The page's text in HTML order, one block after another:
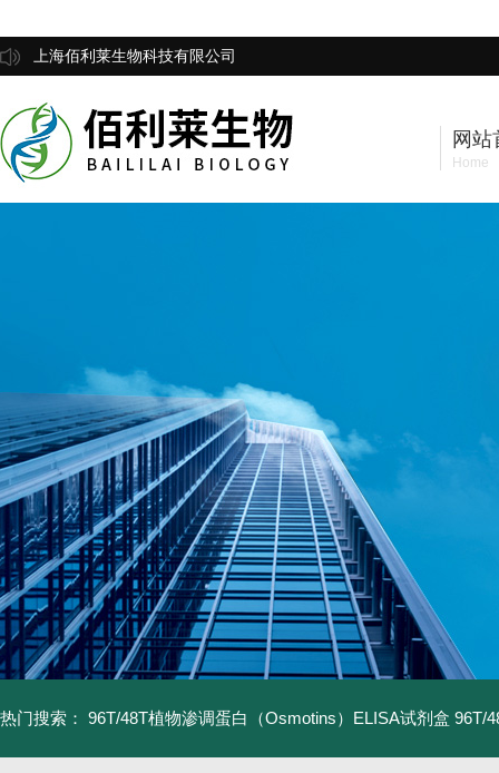
上海佰利莱生物科技有限公司
网站
Home
热门搜索： 96T/48T植物渗调蛋白（Osmotins）ELISA试剂盒 96T/